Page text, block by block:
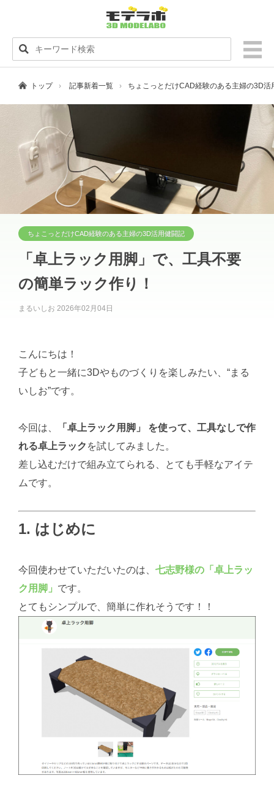
トップ 記事新着一覧 ちょこっとだけCAD経験のある主婦の3D
ちょこっとだけCAD経験のある主婦の3D活用健闘記
「卓上ラック用脚」で、工具不要
の簡単ラック作り！
まるいしお 2026年02月04日
こんにちは！
子どもと一緒に3Dやものづくりを楽しみたい、“まる
いしお”です。
今回は、
「卓上ラック用脚」 を使って、工具なしで作
れる卓上ラック を試してみました。
差し込むだけで組み立てられる、とても手軽なアイテ
ムです。
1. はじめに
今回使わせていただいたのは、 七志野様の「卓上ラッ
ク用脚」 です。
とてもシンプルで、簡単に作れそうです！！